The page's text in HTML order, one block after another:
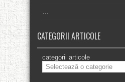
…
CATEGORII ARTICOLE
categorii articole